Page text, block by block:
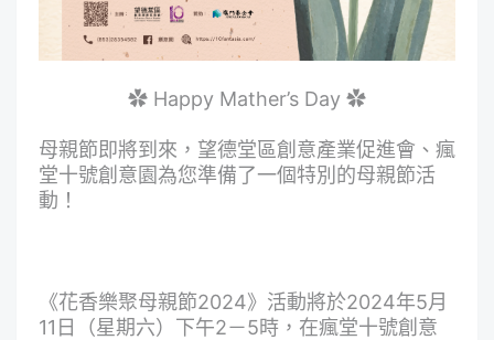
✿ Happy Mather’s Day ✿
母親節即將到來，望德堂區創意產業促進會、瘋
堂十號創意園為您準備了一個特別的母親節活
動！
《花香樂聚母親節2024》活動將於2024年5月
11日（星期六）下午2－5時，在瘋堂十號創意